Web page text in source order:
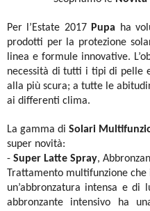
Per l’Estate 2017 Pupa
ha
prodotti per la protezione
linea e formule innovative.
necessità di tutti i tipi di pelle
alla più scura; a tutte le
ai differenti clima.
La gamma di Solari
super novità:
- Super Latte Spray,
Trattamento multifunzione
un’abbronzatura intensa e di
abbronzante intensivo ha